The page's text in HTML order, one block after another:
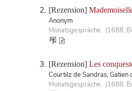
[Rezension]
Anonym
Monatsgespräche. (1688,
[Rezension] Les
Courtilz de Sandras, Gatien
Monatsgespräche. (1688,